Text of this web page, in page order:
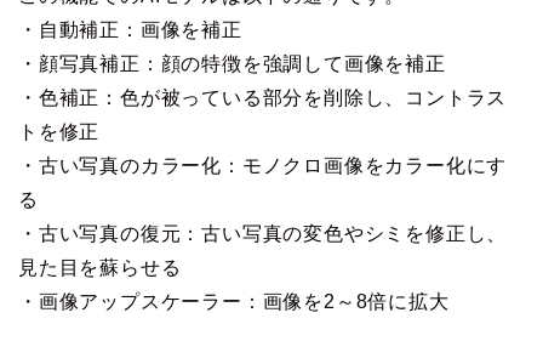
・自動補正：画像を補正
・顔写真補正：顔の特徴を強調して画像を補正
・色補正：色が被っている部分を削除し、コントラス
トを修正
・古い写真のカラー化：モノクロ画像をカラー化にす
る
・古い写真の復元：古い写真の変色やシミを修正し、
見た目を蘇らせる
・画像アップスケーラー：画像を2～8倍に拡大